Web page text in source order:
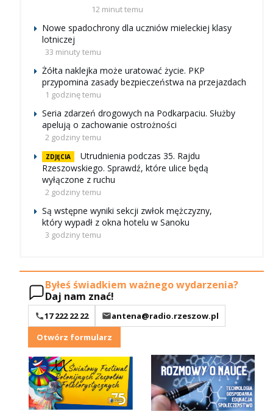
12 minut temu
Nowe spadochrony dla uczniów mieleckiej klasy
lotniczej
33 minuty temu
Żółta naklejka może uratować życie. PKP
przypomina zasady bezpieczeństwa na przejazdach
1 godzinę temu
Seria zdarzeń drogowych na Podkarpaciu. Służby
apelują o zachowanie ostrożności
2 godziny temu
ZDJĘCIA
Utrudnienia podczas 35. Rajdu
Rzeszowskiego. Sprawdź, które ulice będą
wyłączone z ruchu
2 godziny temu
Są wstępne wyniki sekcji zwłok mężczyzny,
który wypadł z okna hotelu w Sanoku
3 godziny temu
Byłeś świadkiem ważnego wydarzenia?
Daj nam znać!
17 222 22 22
antena@radio.rzeszow.pl
Otwórz formularz